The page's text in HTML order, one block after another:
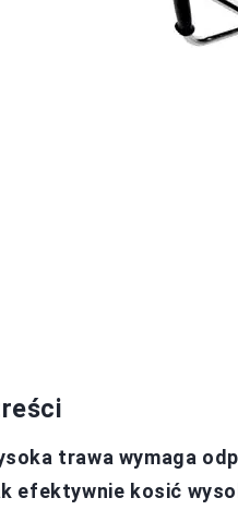
trawa wymaga
efektywnie kosić